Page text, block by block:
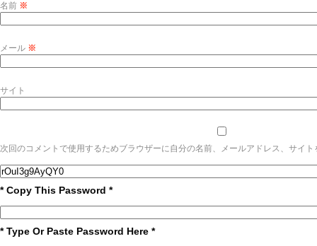
名前 ※
メール ※
サイト
次回のコメントで使用するためブラウザーに自分の名前、メールアドレス、サイト
* Copy This Password *
* Type Or Paste Password Here *